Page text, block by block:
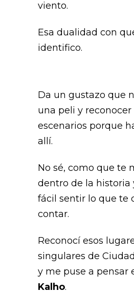
viento.
Esa dualidad con
identifico.
Da un gustazo que
una peli y reconocer
escenarios porque
allí.
No sé, como que te
dentro de la historia
fácil sentir lo que te
contar.
Reconocí esos
singulares de
y me puse a pensar
Kalho.